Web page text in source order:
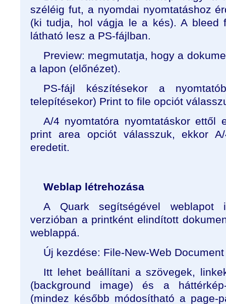
széléig fut, a nyomdai nyomtatáshoz
(ki tudja, hol vágja le a kés). A bleed
látható lesz a PS-fájlban.
Preview: megmutatja, hogy a
a lapon (előnézet).
PS-fájl készítésekor a
telepítésekor) Print to file opciót
A/4 nyomtatóra nyomtatáskor ettől
print area opciót válasszuk, ekkor
eredetit.
Weblap létrehozása
A Quark segítségével
verzióban a printként elindított
weblappá.
Új kezdése: File-New-Web
Itt lehet beállítani a szövegek,
(background image) és a
(mindez később módosítható a page-